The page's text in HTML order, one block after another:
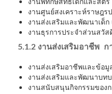
งานศูนย์สงเคราะห์ราษฎร
งานส่งเสริมและพัฒนาเด็ก
งานธุรการประจำส่วนสวัส
5.1.2 งานส่งเสริมอาชีพ
งานส่งเสริมอาชีพและข้อมู
งานส่งเสริมและพัฒนาบท
งานสนับสนุนกิจกรรมของ